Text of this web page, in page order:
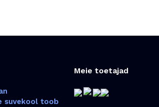
suvekool toob
Meie toetajad